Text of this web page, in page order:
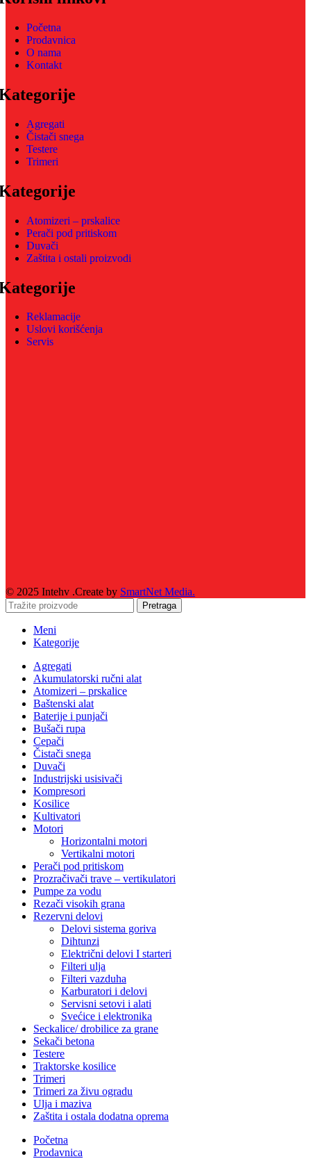
Početna
Prodavnica
O nama
Kontakt
Agregati
Čistači snega
Testere
Trimeri
Atomizeri – prskalice
Perači pod pritiskom
Duvači
Zaštita i ostali proizvodi
Reklamacije
Uslovi korišćenja
Servis
© 2025 Intehv .Create by SmartNet Media.
Pretraga
Meni
Kategorije
Agregati
Akumulatorski ručni alat
Atomizeri – prskalice
Baštenski alat
Baterije i punjači
Bušači rupa
Cepači
Čistači snega
Duvači
Industrijski usisivači
Kompresori
Kosilice
Kultivatori
Motori
Horizontalni motori
Vertikalni motori
Perači pod pritiskom
Prozračivači trave – vertikulatori
Pumpe za vodu
Rezači visokih grana
Rezervni delovi
Delovi sistema goriva
Dihtunzi
Električni delovi I starteri
Filteri ulja
Filteri vazduha
Karburatori i delovi
Servisni setovi i alati
Svećice i elektronika
Seckalice/ drobilice za grane
Sekači betona
Testere
Traktorske kosilice
Trimeri
Trimeri za živu ogradu
Ulja i maziva
Zaštita i ostala dodatna oprema
Početna
Prodavnica